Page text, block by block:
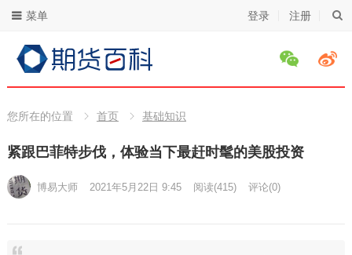
登录 注册
菜单
您所在的位置 首页 基础知识
紧跟巴菲特步伐，体验当下最赶时髦的美股投资
博易大师 2021年5月22日 9:45 阅读(415) 评论(0)